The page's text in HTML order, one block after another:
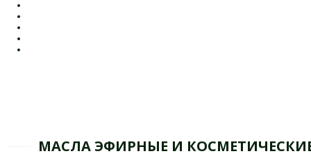
МАСЛА ЭФИРНЫЕ И